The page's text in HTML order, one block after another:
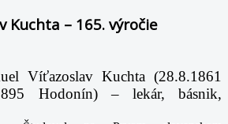
Kuchta – 165. výročie
Víťazoslav Kuchta (28.8.1861
Hodonín) – lekár, básnik,